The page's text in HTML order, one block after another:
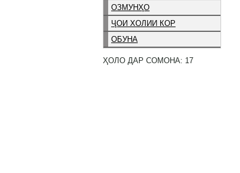
ОЗМУНҲО
ҶОИ ХОЛИИ КОР
ОБУНА
ҲОЛО ДАР СОМОНА: 17